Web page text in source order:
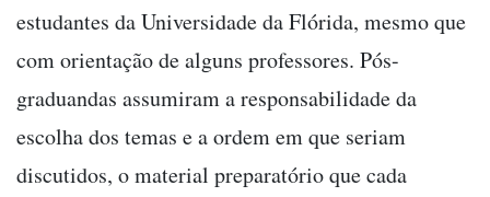
estudantes da Universidade da Flórida, mesmo que
com orientação de alguns professores. Pós-
graduandas assumiram a responsabilidade da
escolha dos temas e a ordem em que seriam
discutidos, o material preparatório que cada